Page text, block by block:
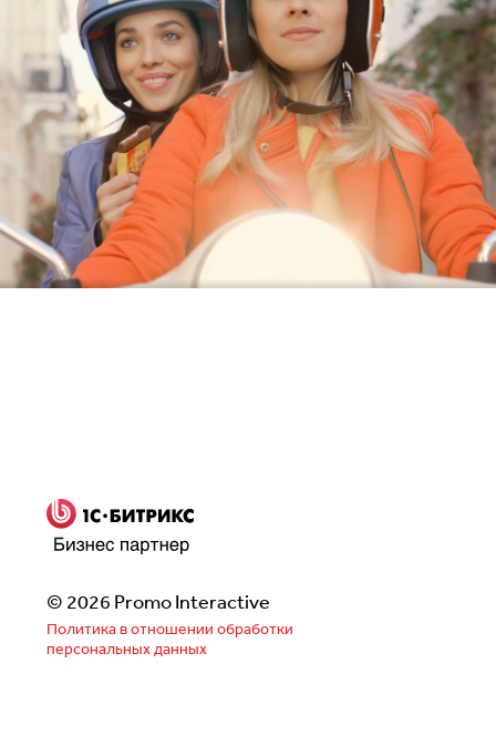
© 2026 Promo Interactive
Политика в отношении обработки
персональных данных